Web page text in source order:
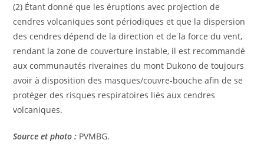
(2) Étant donné que les éruptions avec projection de
cendres volcaniques sont périodiques et que la dispersion
des cendres dépend de la direction et de la force du vent,
rendant la zone de couverture instable, il est recommandé
aux communautés riveraines du mont Dukono de toujours
avoir à disposition des masques/couvre-bouche afin de se
protéger des risques respiratoires liés aux cendres
volcaniques.
Source et photo : PVMBG.